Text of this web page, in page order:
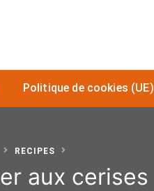
Politique de cookies (UE)
RECIPES
aux cerises